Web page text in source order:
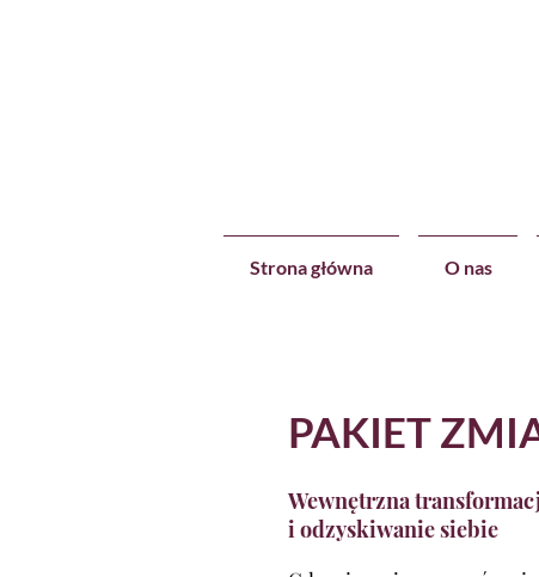
Strona główna O nas
PAKIET
Wewnętrzna
i odzyskiwanie siebie